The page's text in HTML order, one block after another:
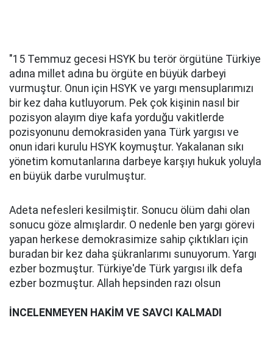
"15 Temmuz gecesi HSYK bu terör örgütüne Türkiye
adına millet adına bu örgüte en büyük darbeyi
vurmuştur. Onun için HSYK ve yargı mensuplarımızı
bir kez daha kutluyorum. Pek çok kişinin nasıl bir
pozisyon alayım diye kafa yorduğu vakitlerde
pozisyonunu demokrasiden yana Türk yargısı ve
onun idari kurulu HSYK koymuştur. Yakalanan sıkı
yönetim komutanlarına darbeye karşıyı hukuk yoluyla
en büyük darbe vurulmuştur.
Adeta nefesleri kesilmiştir. Sonucu ölüm dahi olan
sonucu göze almışlardır. O nedenle ben yargı görevi
yapan herkese demokrasimize sahip çıktıkları için
buradan bir kez daha şükranlarımı sunuyorum. Yargı
ezber bozmuştur. Türkiye'de Türk yargısı ilk defa
ezber bozmuştur. Allah hepsinden razı olsun
İNCELENMEYEN HAKİM VE SAVCI KALMADI